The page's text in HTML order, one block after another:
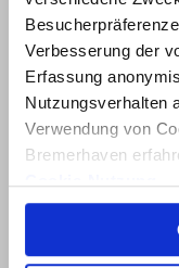
Verbesserung der
Erfassung
Nutzungsverhalten
Verwendung von
Bremerhaven
Über dieses
Cookies von dieser